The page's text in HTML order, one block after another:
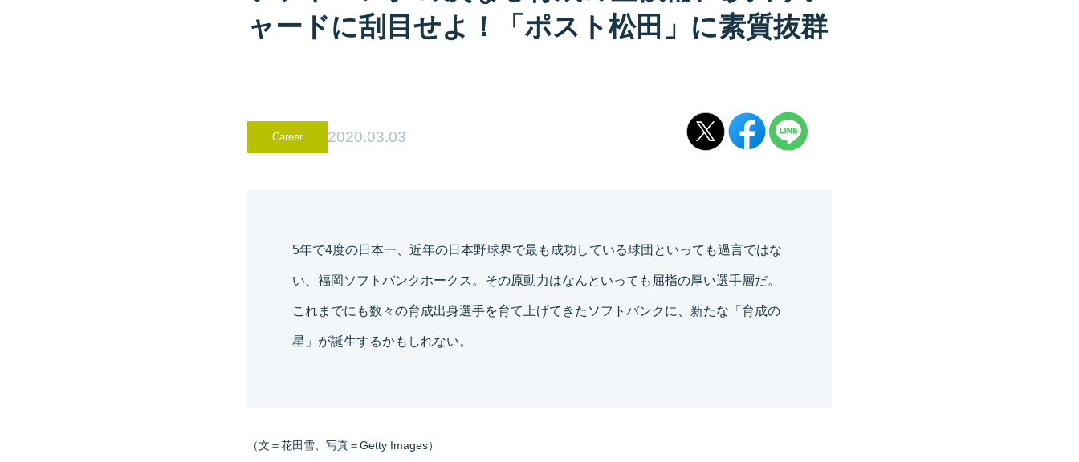
ャードに刮目せよ！「ポスト松田」に素質抜群
Career 2020.03.03
5年で4度の日本一、近年の日本野球界で最も成功している球団といっても過言ではな
い、福岡ソフトバンクホークス。その原動力はなんといっても屈指の厚い選手層だ。
これまでにも数々の育成出身選手を育て上げてきたソフトバンクに、新たな「育成の
星」が誕生するかもしれない。
（文＝花田雪、写真＝Getty Images）